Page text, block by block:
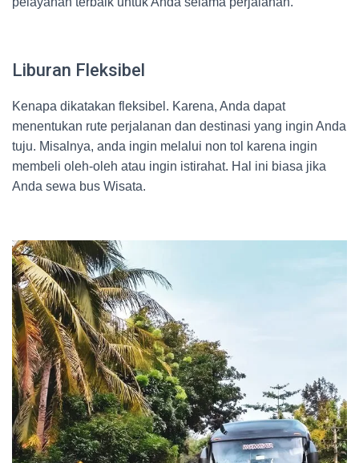
Liburan Fleksibel
Kenapa dikatakan fleksibel. Karena, Anda dapat
menentukan rute perjalanan dan destinasi yang ingin Anda
tuju. Misalnya, anda ingin melalui non tol karena ingin
membeli oleh-oleh atau ingin istirahat. Hal ini biasa jika
Anda sewa bus Wisata.